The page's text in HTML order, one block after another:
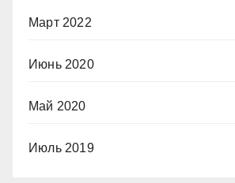
Март 2022
Июнь 2020
Май 2020
Июль 2019